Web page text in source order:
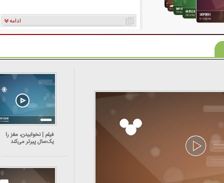
ادامه
فیلم | نخوابیدن، مغز را
یک‌سال پیرتر می‌کند